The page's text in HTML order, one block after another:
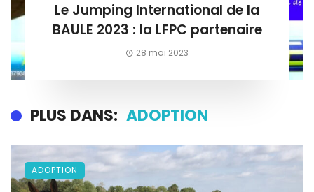
Le Jumping International de la
BAULE 2023 : la LFPC partenaire
28 mai 2023
PLUS DANS: ADOPTION
ADOPTION